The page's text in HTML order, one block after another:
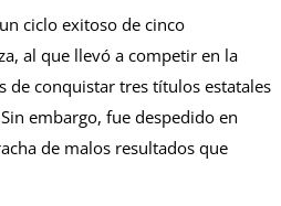
ciclo exitoso de cinco
al que llevó a competir en la
de conquistar tres títulos estatales
embargo, fue despedido en
de malos resultados que